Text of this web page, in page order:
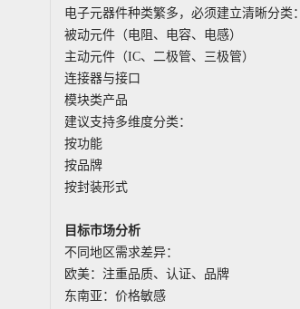
电子元器件种类繁多，必须建立清晰分类：
被动元件（电阻、电容、电感）
主动元件（IC、二极管、三极管）
连接器与接口
模块类产品
建议支持多维度分类：
按功能
按品牌
按封装形式
目标市场分析
不同地区需求差异：
欧美：注重品质、认证、品牌
东南亚：价格敏感